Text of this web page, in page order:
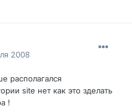
2008
располагался
site нет как это зделать
!